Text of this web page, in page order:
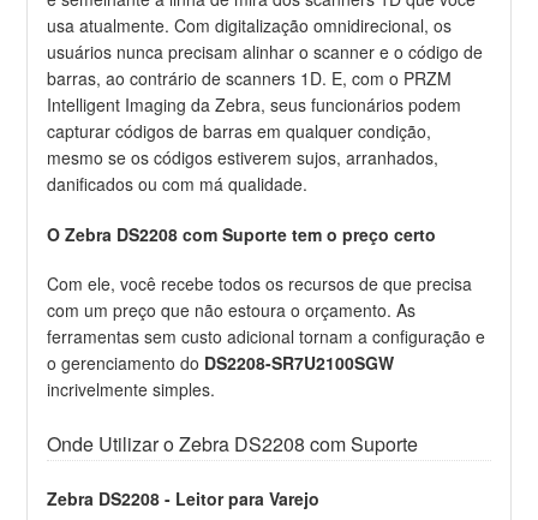
usa atualmente. Com digitalização omnidirecional, os
usuários nunca precisam alinhar o scanner e o código de
barras, ao contrário de scanners 1D. E, com o PRZM
Intelligent Imaging da Zebra, seus funcionários podem
capturar códigos de barras em qualquer condição,
mesmo se os códigos estiverem sujos, arranhados,
danificados ou com má qualidade.
O Zebra DS2208 com Suporte tem o preço certo
Com ele, você recebe todos os recursos de que precisa
com um preço que não estoura o orçamento. As
ferramentas sem custo adicional tornam a configuração e
o gerenciamento do DS2208-SR7U2100SGW
incrivelmente simples.
Onde Utilizar o Zebra DS2208 com Suporte
Zebra DS2208 - Leitor para Varejo